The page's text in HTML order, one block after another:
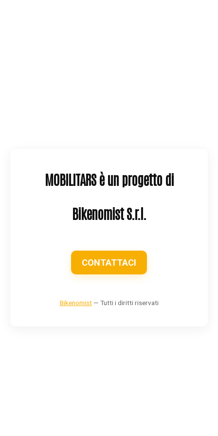
MOBILITARS è un progetto di
Bikenomist S.r.l.
CONTATTACI
Bikenomist— Tutti i diritti riservati